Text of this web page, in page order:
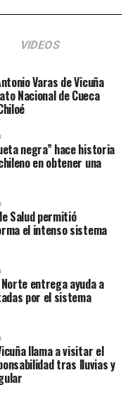
VIDEOS
Varas de Vicuña
Nacional de Cueca
negra” hace historia
en obtener una
Salud permitió
el intenso sistema
entrega ayuda a
por el sistema
llama a visitar el
tras lluvias y